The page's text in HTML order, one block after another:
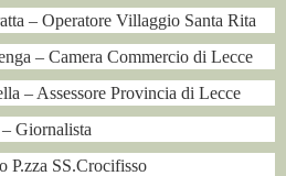
Villaggio Santa Rita
Commercio di Lecce
– Assessore Provincia di Lecce
SS.Crocifisso